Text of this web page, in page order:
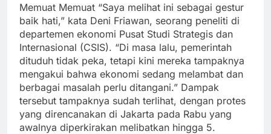
Memuat Memuat “Saya melihat ini sebagai gestur
baik hati,” kata Deni Friawan, seorang peneliti di
departemen ekonomi Pusat Studi Strategis dan
Internasional (CSIS). “Di masa lalu, pemerintah
dituduh tidak peka, tetapi kini mereka tampaknya
mengakui bahwa ekonomi sedang melambat dan
berbagai masalah perlu ditangani.” Dampak
tersebut tampaknya sudah terlihat, dengan protes
yang direncanakan di Jakarta pada Rabu yang
awalnya diperkirakan melibatkan hingga 5.